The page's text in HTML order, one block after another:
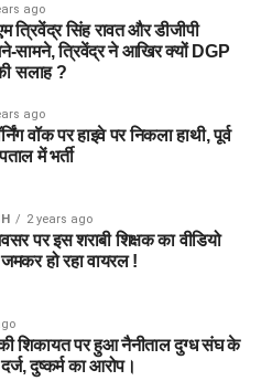
ago
त्रिवेंद्र सिंह रावत और डीजीपी
सामने, त्रिवेंद्र ने आखिर क्यों DGP
सलाह ?
ago
वॉक पर हाइवे पर निकला हाथी, पूर्व
में भर्ती
2 years ago
पर इस शराबी शिक्षक का वीडियो
हो रहा वायरल !
शिकायत पर हुआ नैनीताल दुग्ध संघ के
दुष्कर्म का आरोप।